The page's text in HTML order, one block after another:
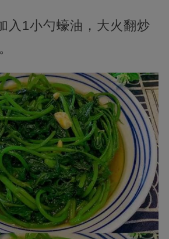
入1小勺蠔油，大火翻炒